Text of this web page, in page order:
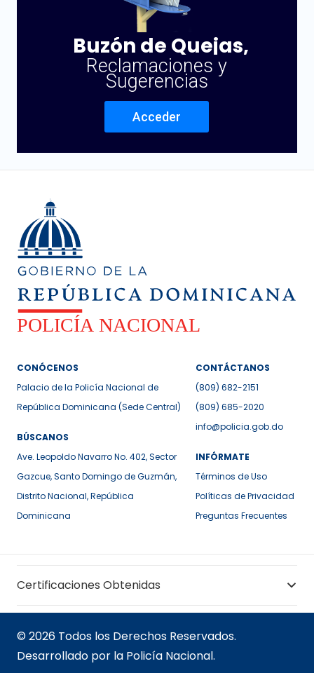
Buzón de Quejas,
Reclamaciones y
Sugerencias
Acceder
CONÓCENOS
Palacio de la Policía Nacional de
República Dominicana (Sede Central)
BÚSCANOS
Ave. Leopoldo Navarro No. 402, Sector
Gazcue, Santo Domingo de Guzmán,
Distrito Nacional, República
Dominicana
CONTÁCTANOS
(809) 682-2151
(809) 685-2020
info@policia.gob.do
INFÓRMATE
Términos de Uso
Políticas de Privacidad
Preguntas Frecuentes
Certificaciones Obtenidas
© 2026 Todos los Derechos Reservados.
Desarrollado por la Policía Nacional.